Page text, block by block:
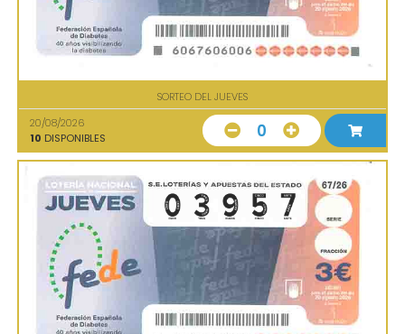
SORTEO DEL JUEVES
20/08/2026
10 DISPONIBLES 0